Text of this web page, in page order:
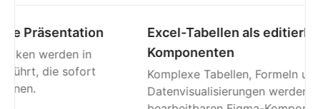
Word-Dokument als Figma-Design
Textformatierung, Stile und Dokumentstruktur
werden mit höchster Treue übertragen – so
wie du es erwartest.